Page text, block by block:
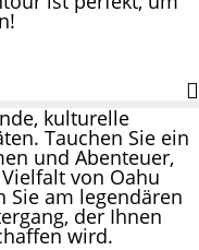
kulturelle
Tauchen Sie ein
und Abenteuer,
von Oahu
Sie am legendären
der Ihnen
wird.